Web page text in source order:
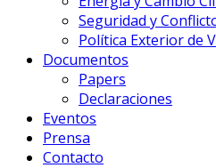
Seguridad y
Política Exterior de
Documentos
Papers
Declaraciones
Eventos
Prensa
Contacto